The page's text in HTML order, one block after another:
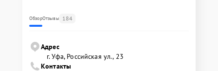
ОбзорОтзывы 184
Адрес
г. Уфа, Российская ул., 23
Контакты